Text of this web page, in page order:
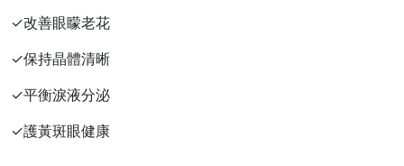
✓改善眼矇老花
✓保持晶體清晰
✓平衡淚液分泌
✓護黃斑眼健康